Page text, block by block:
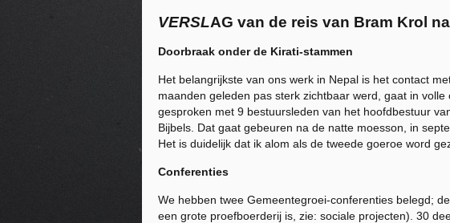
VERSLAG van de reis van Bram Krol
Doorbraak onder de Kirati-stammen
Het belangrijkste van ons werk in Nepal is het contact
maanden geleden pas sterk zichtbaar werd, gaat in
gesproken met 9 bestuursleden van het hoofdbestuur
Bijbels. Dat gaat gebeuren na de natte moesson, in
Het is duidelijk dat ik alom als de tweede goeroe word
Conferenties
We hebben twee Gemeentegroei-conferenties belegd;
een grote proefboerderij is, zie: sociale projecten). 30